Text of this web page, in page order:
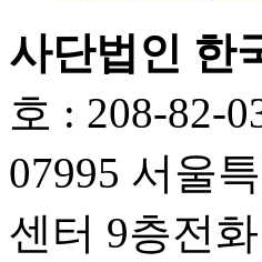
사단법인 한
호 : 208-82-
07995 서울
센터 9층전